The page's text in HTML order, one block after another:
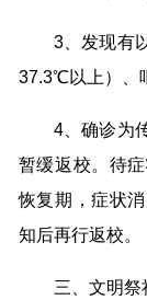
3、发现有
37.3℃以上）、
4、确诊为
暂缓返校。待
恢复期，症状
知后再行返校。
三、文明祭